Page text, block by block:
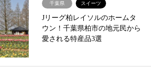
千葉県 スイーツ
Jリーグ柏レイソルのホームタ
ウン！千葉県柏市の地元民から
愛される特産品3選